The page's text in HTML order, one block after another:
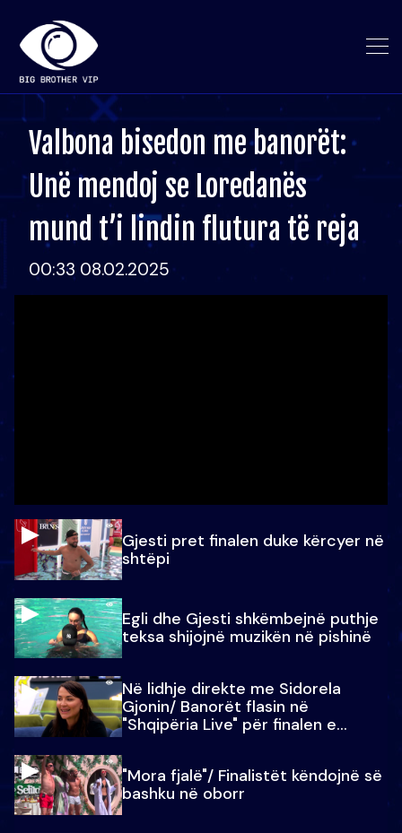
Valbona bisedon me banorët:
Unë mendoj se Loredanës
mund t’i lindin flutura të reja
00:33 08.02.2025
Gjesti pret finalen duke kërcyer në
shtëpi
Egli dhe Gjesti shkëmbejnë puthje
teksa shijojnë muzikën në pishinë
Në lidhje direkte me Sidorela
Gjonin/ Banorët flasin në
"Shqipëria Live" për finalen e
"Mora fjalë"/ Finalistët këndojnë së
bashku në oborr